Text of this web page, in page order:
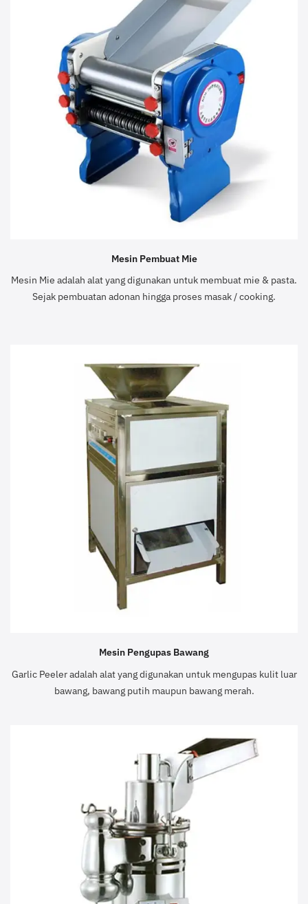
Mesin Pembuat Mie
Mesin Mie adalah alat yang digunakan untuk membuat mie & pasta.
Sejak pembuatan adonan hingga proses masak / cooking.
Mesin Pengupas Bawang
Garlic Peeler adalah alat yang digunakan untuk mengupas kulit luar
bawang, bawang putih maupun bawang merah.